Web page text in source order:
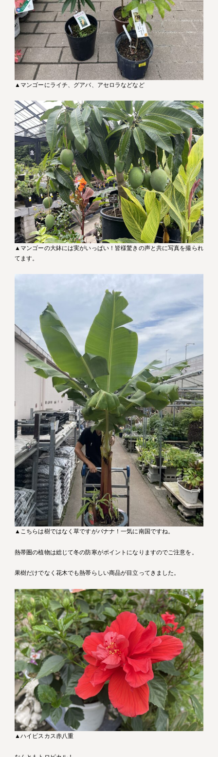
▲マンゴーにライチ、グアバ、アセロラなどなど
▲マンゴーの大鉢には実がいっぱい！皆様驚きの声と共に写真を撮られ
てます。
▲こちらは樹ではなく草ですがバナナ！一気に南国ですね。
熱帯圏の植物は総じて冬の防寒がポイントになりますのでご注意を。
果樹だけでなく花木でも熱帯らしい商品が目立ってきました。
▲ハイビスカス赤八重